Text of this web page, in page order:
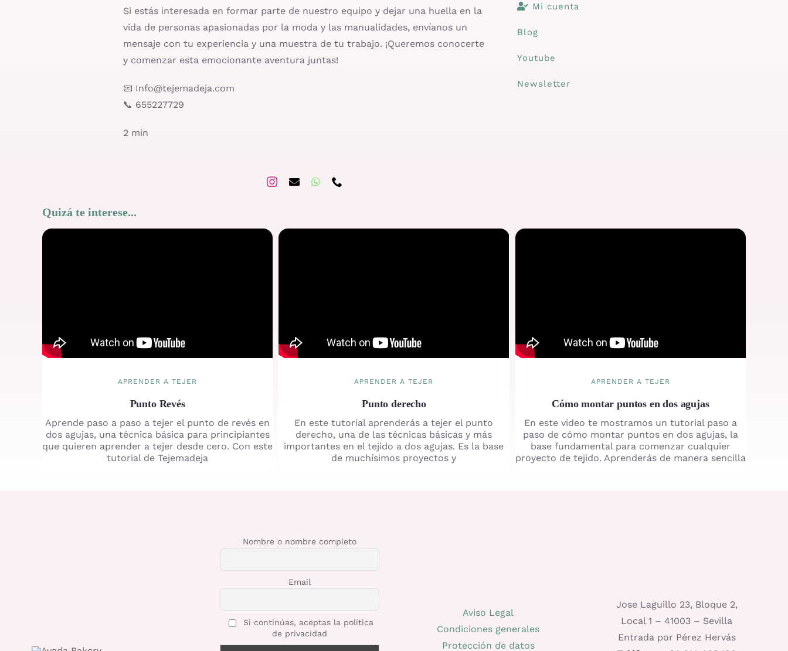
Si estás interesada en formar parte de nuestro equipo y dejar una huella en la
vida de personas apasionadas por la moda y las manualidades, envíanos un
mensaje con tu experiencia y una muestra de tu trabajo. ¡Queremos conocerte
y comenzar esta emocionante aventura juntas!
📧 Info@tejemadeja.com
📞 655227729
2 min
Mi cuenta
Blog
Youtube
Newsletter
Quizá te interese...
APRENDER A TEJER
Punto Revés
Aprende paso a paso a tejer el punto de revés en
dos agujas, una técnica básica para principiantes
que quieren aprender a tejer desde cero. Con este
tutorial de Tejemadeja
APRENDER A TEJER
Punto derecho
En este tutorial aprenderás a tejer el punto
derecho, una de las técnicas básicas y más
importantes en el tejido a dos agujas. Es la base
de muchísimos proyectos y
APRENDER A TEJER
Cómo montar puntos en dos agujas
En este video te mostramos un tutorial paso a
paso de cómo montar puntos en dos agujas, la
base fundamental para comenzar cualquier
proyecto de tejido. Aprenderás de manera sencilla
Nombre o nombre completo
Email
Si continúas, aceptas la política
de privacidad
Aviso Legal
Condiciones generales
Protección de datos
Jose Laguillo 23, Bloque 2,
Local 1 – 41003 – Sevilla
Entrada por Pérez Hervás